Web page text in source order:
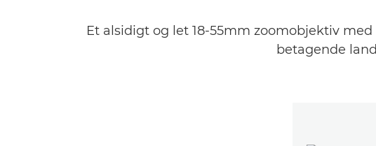
Et alsidigt og let 18-55mm zoomobjektiv
betagende